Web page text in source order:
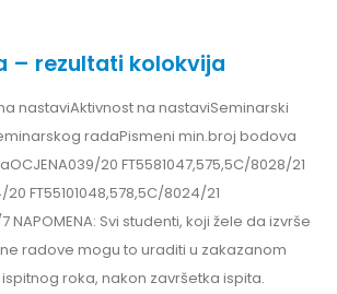
– rezultati kolokvija
nastaviAktivnost na nastaviSeminarski
radaPismeni min.broj bodova
20 FT5581047,575,5C/8028/21
20 FT55101048,578,5C/8024/21
7 NAPOMENA: Svi studenti, koji žele da izvrše
radove mogu to uraditi u zakazanom
roka, nakon završetka ispita.